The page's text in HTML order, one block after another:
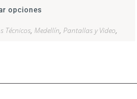
opciones
Técnicos, Medellín, Pantallas y Video,